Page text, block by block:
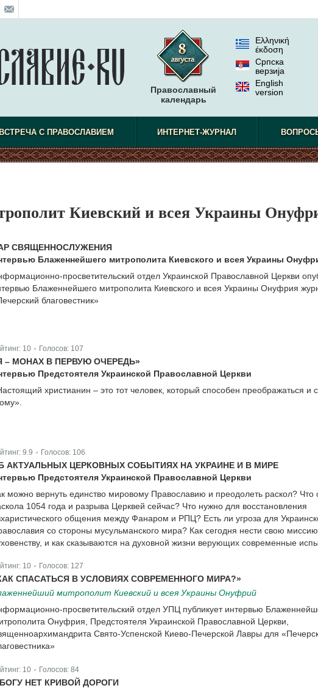
Православный
календарь
Ελληνική
έκδοση
Српска
верзиjа
English
version
ВСТРЕЧА С ПРАВОСЛАВИЕМ ИНТЕРНЕТ-ЖУРНАЛ
Киевский и всея Украины
СВЯЩЕННОСЛУЖЕНИЯ
Блаженнейшего митрополита Киевского и всея Украины
просветительский отдел Украинской Православной Церкви
Блаженнейшего митрополита Киевского и всея Украины Онуфрия
благовестник»
10 Голосов: 107
– МОНАХ В ПЕРВУЮ ОЧЕРЕДЬ»
Предстоятеля Украинской Православной Церкви
христианин – это тот человек, который способен преображаться и
9.9 Голосов: 106
АКТУАЛЬНЫХ ЦЕРКОВНЫХ СОБЫТИЯХ НА УКРАИНЕ И В МИРЕ
Предстоятеля Украинской Православной Церкви
можно вернуть единство мировому Православию и преодолеть раскол? Что
1054 года и разрыва Церквей сейчас? Что нужно для восстановления
общения между Фанаром и РПЦ? Есть ли угроза для
со стороны мусульманского мира? Как сегодня нести свою
и как сказываются на духовной жизни верующих современные
10 Голосов: 127
СПАСАТЬСЯ В УСЛОВИЯХ СОВРЕМЕННОГО МИРА?»
митрополит Киевский и всея Украины Онуфрий
просветительский отдел УПЦ публикует интервью
Онуфрия, Предстоятеля Украинской Православной Церкви,
Свято-Успенской Киево-Печерской Лавры для
10 Голосов: 84
НЕТ КРИВОЙ ДОРОГИ